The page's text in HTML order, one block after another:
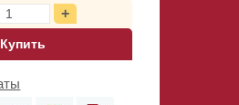
Купить